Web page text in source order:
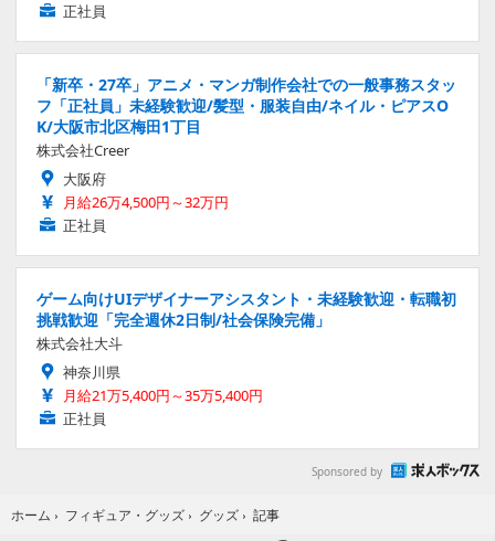
正社員
「新卒・27卒」アニメ・マンガ制作会社での一般事務スタッ
フ「正社員」未経験歓迎/髪型・服装自由/ネイル・ピアスO
K/大阪市北区梅田1丁目
株式会社Creer
大阪府
月給26万4,500円～32万円
正社員
ゲーム向けUIデザイナーアシスタント・未経験歓迎・転職初
挑戦歓迎「完全週休2日制/社会保険完備」
株式会社大斗
神奈川県
月給21万5,400円～35万5,400円
正社員
Sponsored by
ホーム › フィギュア・グッズ › グッズ › 記事